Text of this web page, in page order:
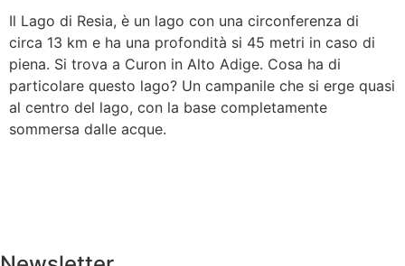
Il Lago di Resia, è un lago con una circonferenza di
circa 13 km e ha una profondità si 45 metri in caso di
piena. Si trova a Curon in Alto Adige. Cosa ha di
particolare questo lago? Un campanile che si erge quasi
al centro del lago, con la base completamente
sommersa dalle acque.